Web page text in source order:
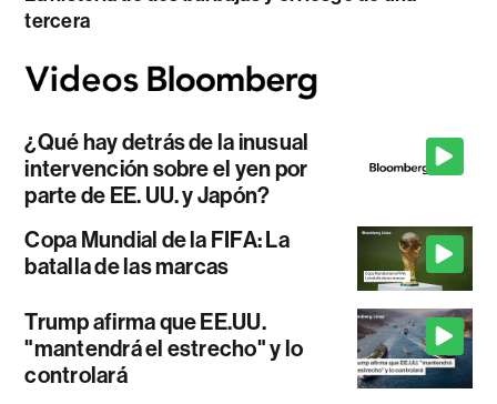
tercera
¿Qué hay detrás de la inusual
intervención sobre el yen por
parte de EE. UU. y Japón?
Copa Mundial de la FIFA: La
batalla de las marcas
Trump afirma que EE.UU.
"mantendrá el estrecho" y lo
controlará